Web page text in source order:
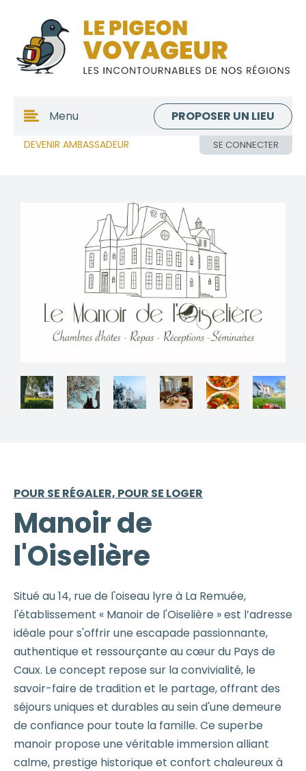
DEVENIR AMBASSADEUR SE CONNECTER
Menu PROPOSER UN LIEU
POUR SE RÉGALER, POUR SE LOGER
Manoir de
l'Oiselière
Situé au 14, rue de l'oiseau lyre à La Remuée,
l'établissement « Manoir de l'Oiselière » est l’adresse
idéale pour s'offrir une escapade passionnante,
authentique et ressourçante au cœur du Pays de
Caux. Le concept repose sur la convivialité, le
savoir-faire de tradition et le partage, offrant des
séjours uniques et durables au sein d'une demeure
de confiance pour toute la famille. Ce superbe
manoir propose une véritable immersion alliant
calme, prestige historique et confort chaleureux à